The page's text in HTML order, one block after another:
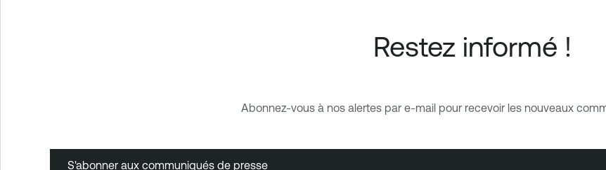
Restez informé !
Abonnez-vous à nos alertes par e-mail pour recevoir les nouveaux
S'abonner aux communiqués de presse